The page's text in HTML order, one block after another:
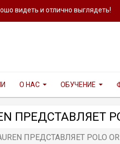
видеть и отлично выглядеть!
О НАС ОБУЧЕНИЕ
ПРЕДСТАВЛЯЕТ
ПРЕДСТАВЛЯЕТ POLO